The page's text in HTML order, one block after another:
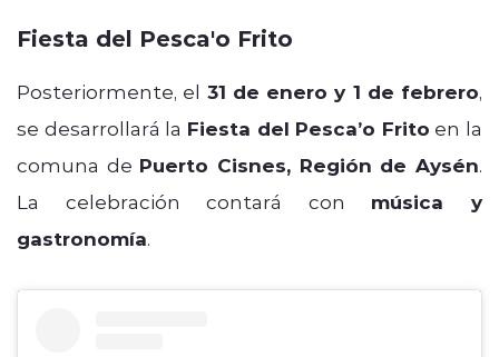
Fiesta del Pesca'o Frito
Posteriormente, el 31 de enero y 1 de febrero,
se desarrollará la Fiesta del Pesca’o Frito en la
comuna de Puerto Cisnes, Región de Aysén.
La celebración contará con música y
gastronomía.